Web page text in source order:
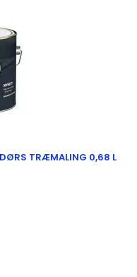
TRÆMALING 0,68 L